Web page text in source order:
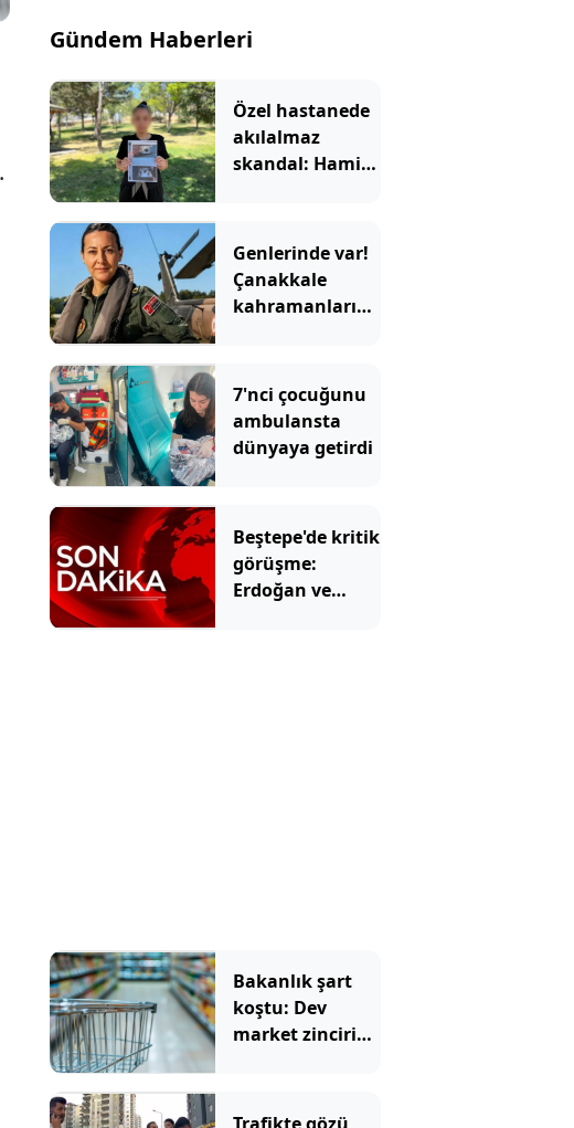
Gündem Haberleri
Özel hastanede
akılalmaz
skandal: Hamile
Genlerinde var!
Çanakkale
kahramanlarından
7'nci çocuğunu
ambulansta
dünyaya getirdi
Beştepe'de kritik
görüşme:
Erdoğan ve
Bakanlık şart
koştu: Dev
market zinciri